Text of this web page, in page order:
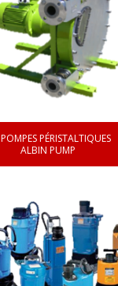
POMPES PÉRISTALTIQUES
ALBIN PUMP